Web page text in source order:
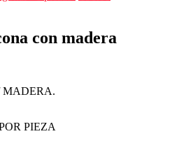
con madera
MADERA.
PIEZA